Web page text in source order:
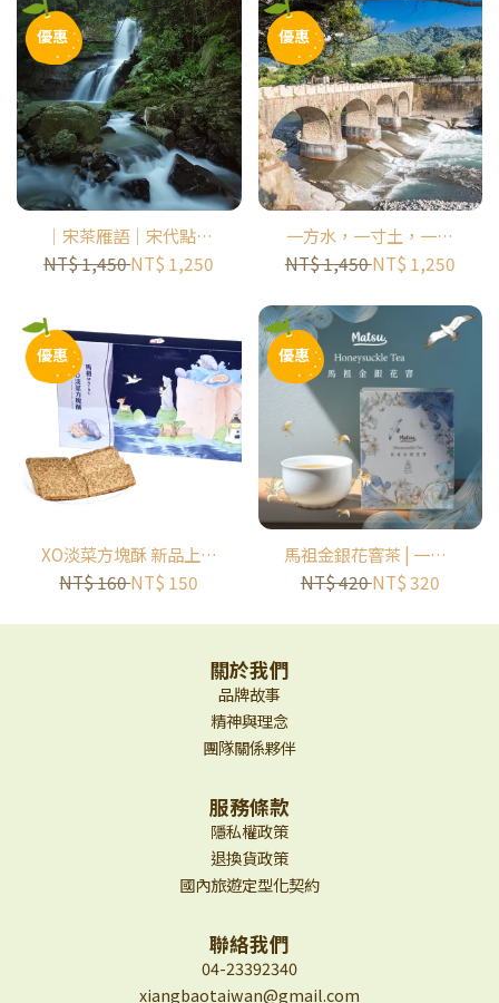
優惠
｜宋茶雁語｜宋代點茶
遇見紅茶原鄉半日小旅
行｜ 大雁休閒農業區
NT$ 1,450NT$ 1,250
優惠
一方水，一寸土，一隻
陪米長大的小黃鴨｜米
的一生半日小旅行｜糯
米橋休閒農業區
NT$ 1,450NT$ 1,250
優惠
XO淡菜方塊酥 新品上架
✨
NT$ 160NT$ 150
優惠
馬祖金銀花窨茶 | 一盒8
入 | 嘗鮮優惠中！！！
NT$ 420NT$ 320
關於我們
品牌故事
精神與理念
團隊關係夥伴
服務條款
隱私權政策
退換貨政策
國內旅遊定型化契約
聯絡我們
04-23392340
xiangbaotaiwan@gmail.com